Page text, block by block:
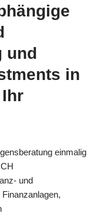
und
in
einmalig
und